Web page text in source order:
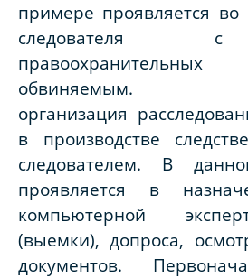
примере проявляется во
следователя
обвиняемым.
организация
в производстве
следователем. В
проявляется в
компьютерной
(выемки), допроса,
документов.